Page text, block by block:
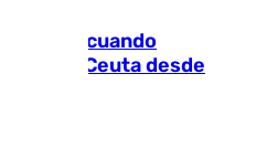
al mar cuando
a Ceuta desde